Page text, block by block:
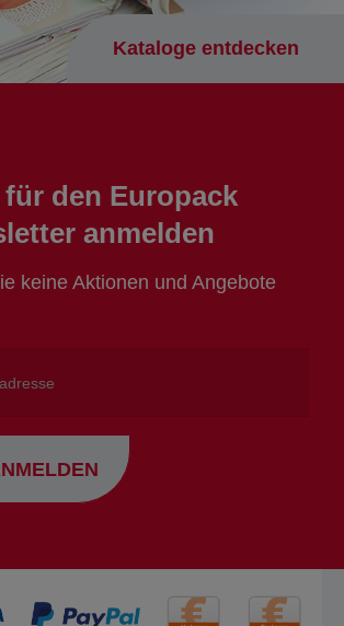
Kataloge entdecken
den Europack
anmelden
keine Aktionen und Angebote